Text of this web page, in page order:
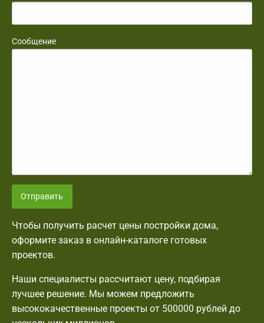
Сообщение
Отправить
Чтобы получить расчет цены постройки дома,
оформите заказ в онлайн-каталоге готовых
проектов.
Наши специалисты рассчитают цену, подбирая
лучшее решение. Мы можем предложить
высококачественные проекты от 500000 рублей до